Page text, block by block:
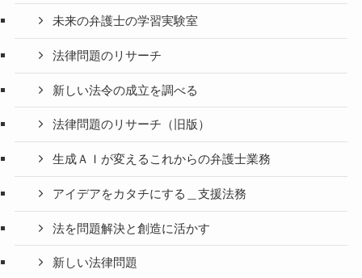
未来の弁護士の学習実験室
法律問題のリサーチ
新しい法令の成立を調べる
法律問題のリサーチ（旧版）
生成ＡＩが変えるこれからの弁護士業務
アイデアをカタチにする＿支援法務
法を問題解決と創造に活かす
新しい法律問題